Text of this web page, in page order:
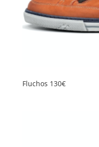
Fluchos 130€